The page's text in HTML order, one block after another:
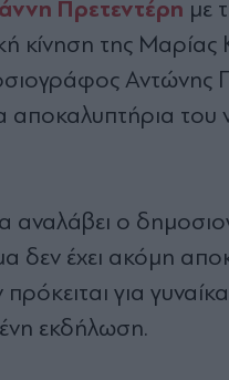
Πρετεντέρη με
κίνηση της
Αντώνης
αποκαλυπτήρια του
αναλάβει ο
δεν έχει ακόμη
για
εκδήλωση.